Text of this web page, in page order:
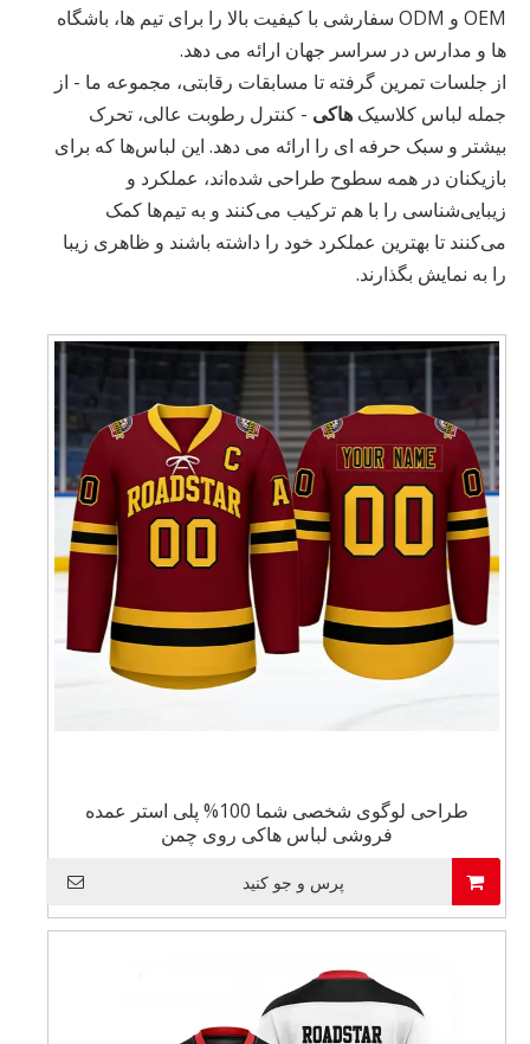
OEM و ODM سفارشی با کیفیت بالا را برای تیم ها، باشگاه
ها و مدارس در سراسر جهان ارائه می دهد.
از جلسات تمرین گرفته تا مسابقات رقابتی، مجموعه ما - از
جمله لباس کلاسیک هاکی - کنترل رطوبت عالی، تحرک
بیشتر و سبک حرفه ای را ارائه می دهد. این لباس‌ها که برای
بازیکنان در همه سطوح طراحی شده‌اند، عملکرد و
زیبایی‌شناسی را با هم ترکیب می‌کنند و به تیم‌ها کمک
می‌کنند تا بهترین عملکرد خود را داشته باشند و ظاهری زیبا
را به نمایش بگذارند.
طراحی لوگوی شخصی شما 100% پلی استر عمده
فروشی لباس هاکی روی چمن
پرس و جو کنید